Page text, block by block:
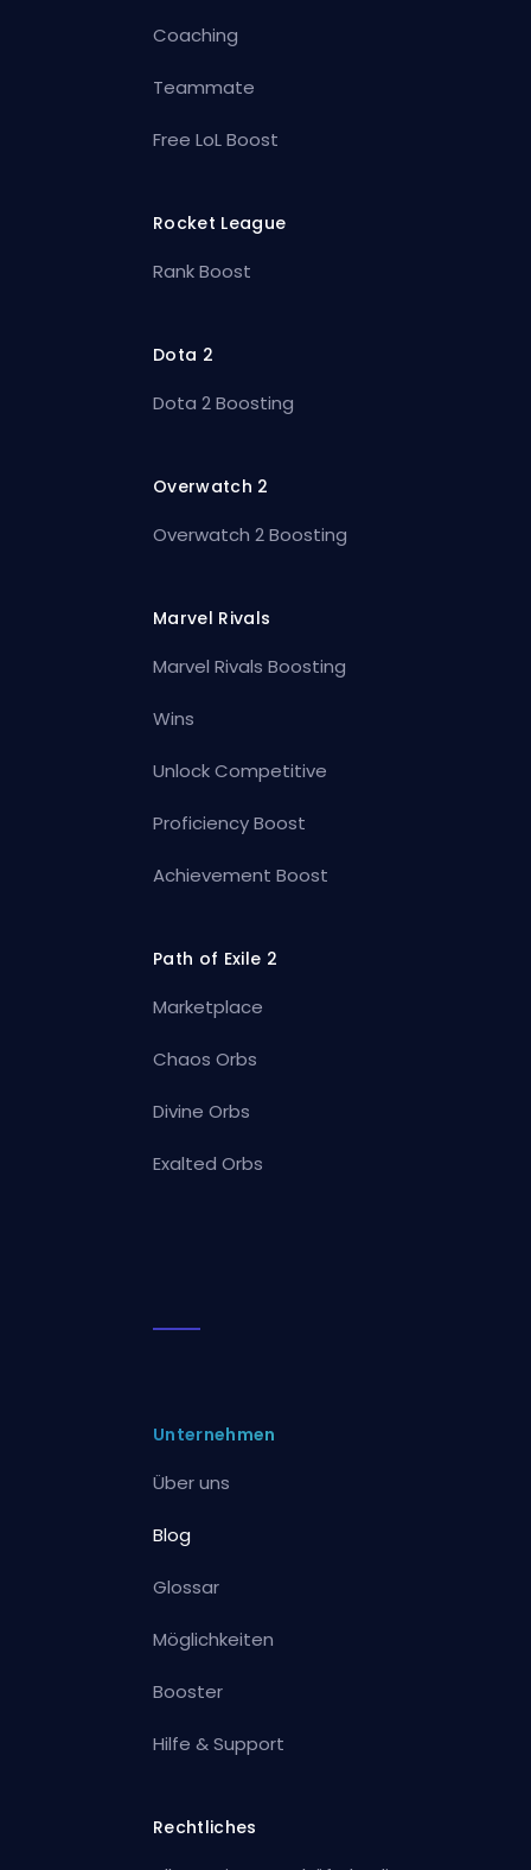
Coaching
Teammate
Free LoL Boost
Rocket League
Rank Boost
Dota 2
Dota 2 Boosting
Overwatch 2
Overwatch 2 Boosting
Marvel Rivals
Marvel Rivals Boosting
Wins
Unlock Competitive
Proficiency Boost
Achievement Boost
Path of Exile 2
Marketplace
Chaos Orbs
Divine Orbs
Exalted Orbs
Unternehmen
Über uns
Blog
Glossar
Möglichkeiten
Booster
Hilfe & Support
Rechtliches